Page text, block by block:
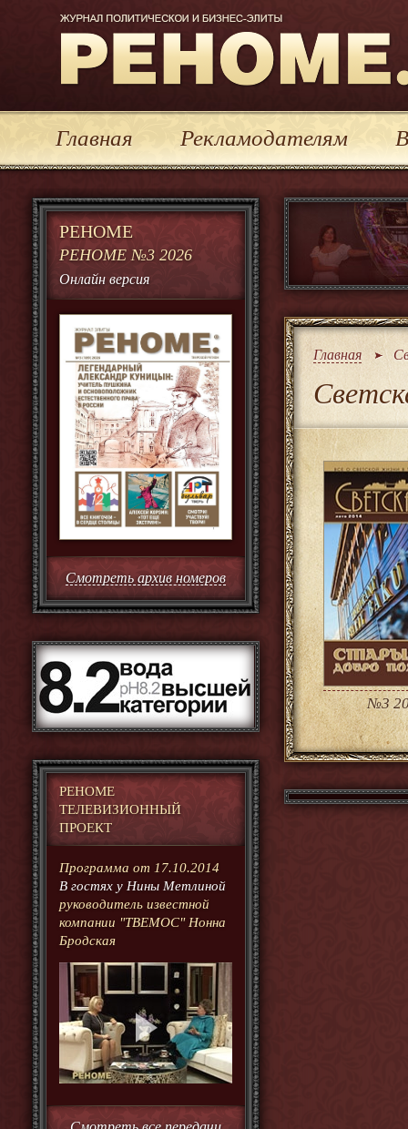
Главная Рекламодателям
РЕНОМЕ
РЕНОМЕ №3 2026
Онлайн версия
Смотреть архив номеров
РЕНОМЕ
ТЕЛЕВИЗИОННЫЙ
ПРОЕКТ
Программа от 17.10.2014
В гостях у Нины Метлиной
руководитель известной
компании "ТВЕМОС" Нонна
Бродская
Главная
№3